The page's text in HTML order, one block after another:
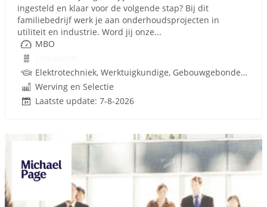
ingesteld en klaar voor de volgende stap? Bij dit
familiebedrijf werk je aan onderhoudsprojecten in
utiliteit en industrie. Word jij onze...
MBO
Elektrotechniek, Werktuigkundige, Gebouwgebonden installaties, Techniek
Werving en Selectie
Laatste update: 7-8-2026